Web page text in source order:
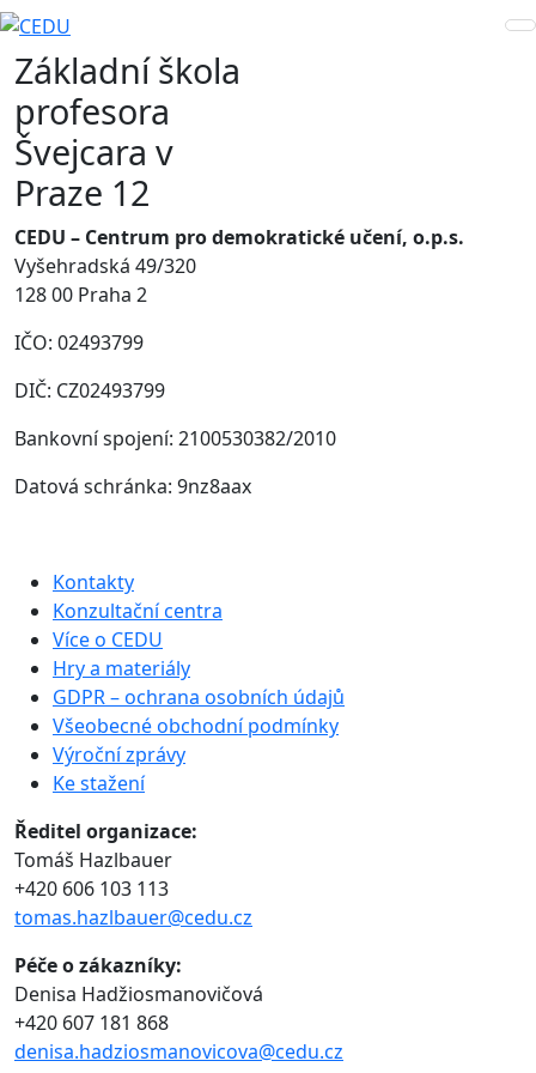
Základní škola
profesora
Švejcara v
Praze 12
CEDU – Centrum pro demokratické učení, o.p.s.
Vyšehradská 49/320
128 00 Praha 2
IČO: 02493799
DIČ: CZ02493799
Bankovní spojení: 2100530382/2010
Datová schránka: 9nz8aax
Kontakty
Konzultační centra
Více o CEDU
Hry a materiály
GDPR – ochrana osobních údajů
Všeobecné obchodní podmínky
Výroční zprávy
Ke stažení
Ředitel organizace:
Tomáš Hazlbauer
+420 606 103 113
tomas.hazlbauer@cedu.cz
Péče o zákazníky:
Denisa Hadžiosmanovičová
+420 607 181 868
denisa.hadziosmanovicova@cedu.cz